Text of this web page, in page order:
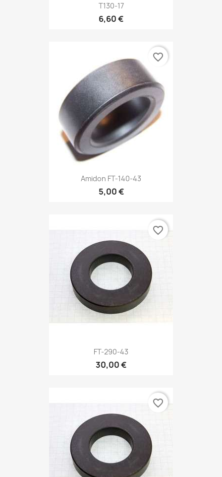
T130-17
6,60 €
Amidon FT-140-43
5,00 €
favorite_border
FT-290-43
30,00 €
favorite_border
favorite_border